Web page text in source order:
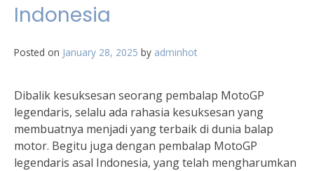
Indonesia
Posted on January 28, 2025 by adminhot
Dibalik kesuksesan seorang pembalap MotoGP
legendaris, selalu ada rahasia kesuksesan yang
membuatnya menjadi yang terbaik di dunia balap
motor. Begitu juga dengan pembalap MotoGP
legendaris asal Indonesia, yang telah mengharumkan